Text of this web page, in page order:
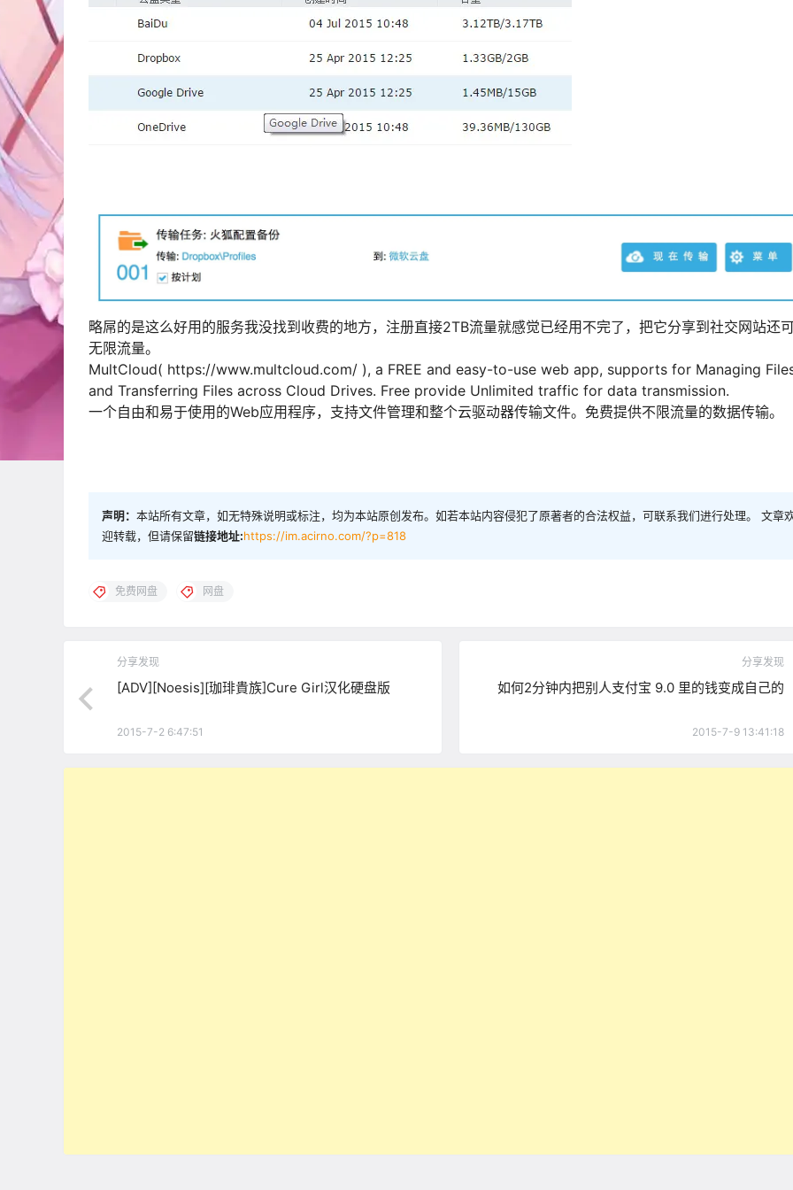
略屌的是这么好用的服务我没找到收费的地方，注册直接2TB流量就感觉已经用不完了，把它分享到社交网站还
无限流量。
MultCloud( https://www.multcloud.com/ ), a FREE and easy-to-use web app, supports for Managing
and Transferring Files across Cloud Drives. Free provide Unlimited traffic for data transmission.
一个自由和易于使用的Web应用程序，支持文件管理和整个云驱动器传输文件。免费提供不限流量的数据传输。
声明： 本站所有文章，如无特殊说明或标注，均为本站原创发布。如若本站内容侵犯了原著者的合法权益，可联系我们进行处理。 文章
迎转载，但请保留链接地址:https://im.acirno.com/?p=818
免费网盘 网盘
分享发现
[ADV][Noesis][珈琲貴族]Cure Girl汉化硬盘版
2015-7-2 6:47:51
分享发现
如何2分钟内把别人支付宝 9.0 里的钱变成自己的
2015-7-9 13:41:18